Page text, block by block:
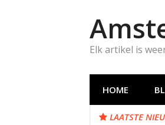
Elk artikel is
HOME
LAATSTE